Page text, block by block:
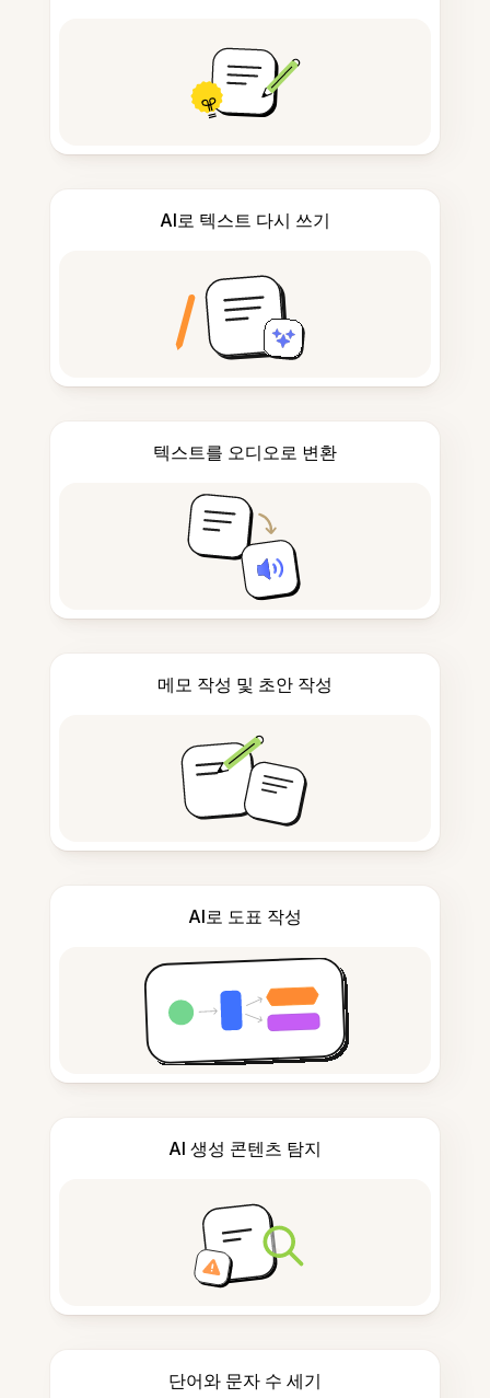
AI로 텍스트 다시 쓰기
텍스트를 오디오로 변환
메모 작성 및 초안 작성
AI로 도표 작성
AI 생성 콘텐츠 탐지
단어와 문자 수 세기